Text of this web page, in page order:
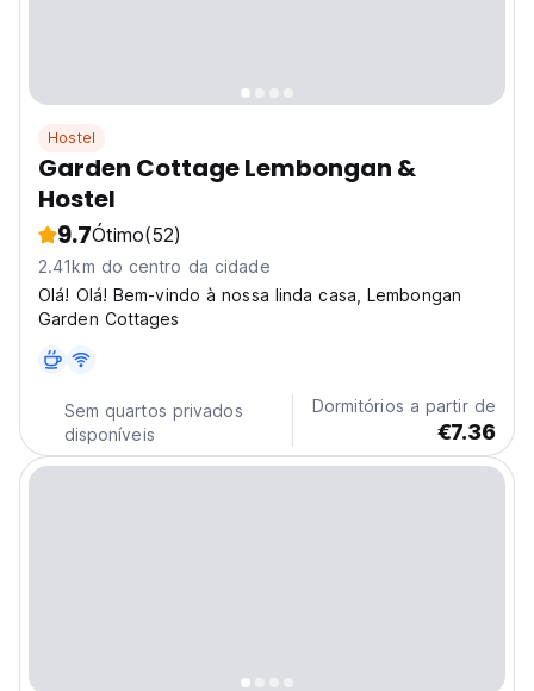
Hostel
Garden Cottage Lembongan &
Hostel
9.7Ótimo(52)
2.41km do centro da cidade
Olá! Olá! Bem-vindo à nossa linda casa, Lembongan
Garden Cottages
Sem quartos privados
disponíveis
Dormitórios a partir de
€7.36